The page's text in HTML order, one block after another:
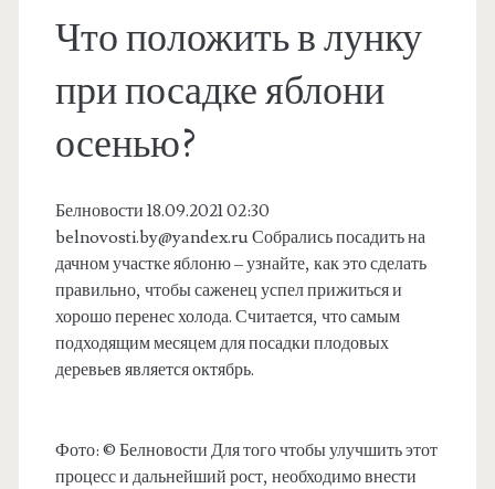
Что положить в лунку
при посадке яблони
осенью?
Белновости 18.09.2021 02:30
belnovosti.by@yandex.ruСобрались посадить на
дачном участке яблоню – узнайте, как это сделать
правильно, чтобы саженец успел прижиться и
хорошо перенес холода. Считается, что самым
подходящим месяцем для посадки плодовых
деревьев является октябрь.
Фото: © Белновости Для того чтобы улучшить этот
процесс и дальнейший рост, необходимо внести